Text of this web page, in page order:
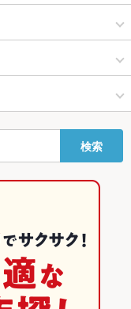
77-3978)
検索